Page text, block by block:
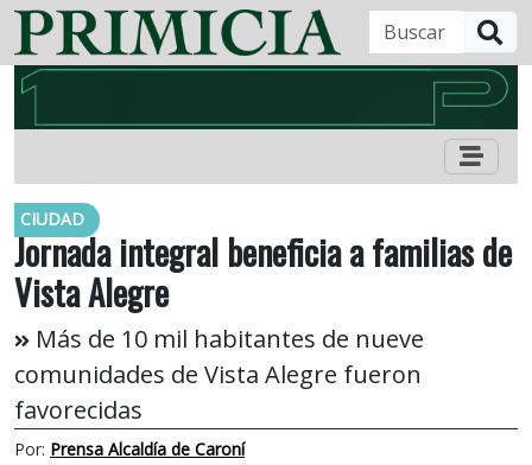
CIUDAD
Jornada integral beneficia a familias de
Vista Alegre
Más de 10 mil habitantes de nueve
comunidades de Vista Alegre fueron
favorecidas
Por: Prensa Alcaldía de Caroní